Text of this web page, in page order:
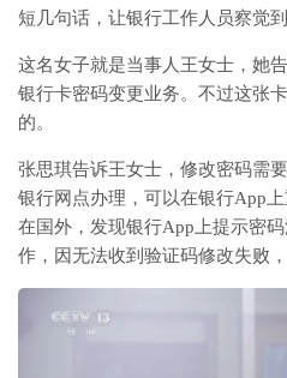
短几句话，让银行工作人员察觉到
这名女子就是当事人王女士，她
银行卡密码变更业务。不过这张
的。
张思琪告诉王女士，修改密码需
银行网点办理，可以在银行App
在国外，发现银行App上提示密
作，因无法收到验证码修改失败